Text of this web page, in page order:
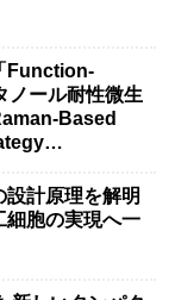
Function-
ノール耐性微生
Based
設計原理を解明
細胞の実現へ一